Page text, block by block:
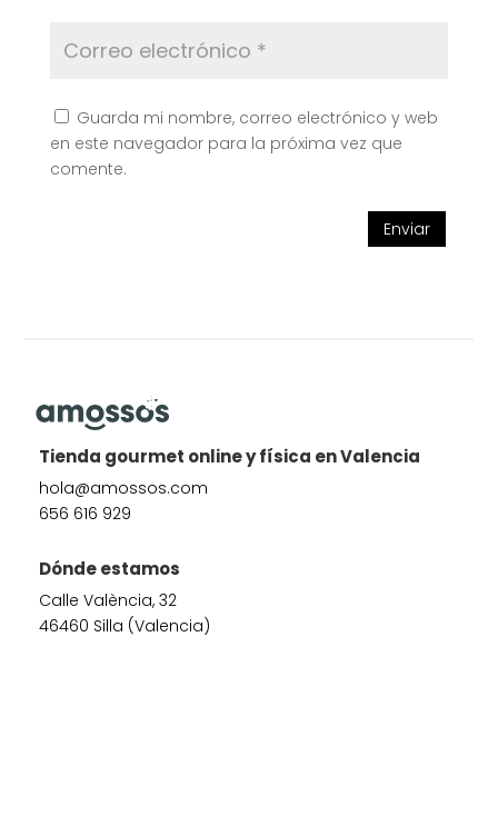
Guarda mi nombre, correo electrónico y web
en este navegador para la próxima vez que
comente.
Enviar
Tienda gourmet online y física en Valencia
hola@amossos.com
656 616 929
Dónde estamos
Calle València, 32
46460 Silla (Valencia)